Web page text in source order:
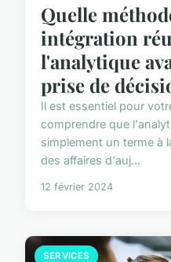
Quelle
intégration
l'analytique
prise de
Il est essentiel pour
comprendre que
simplement un terme à
des affaires d'auj...
12 février 2024
SERVICES